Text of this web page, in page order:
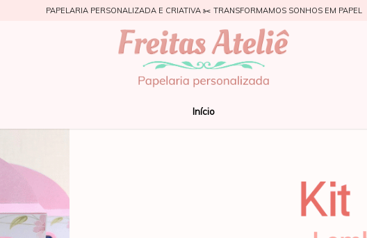
PAPELARIA PERSONALIZADA E CRIATIVA ✂️ TRANSFORMAMOS SONHOS EM PAPEL
Início